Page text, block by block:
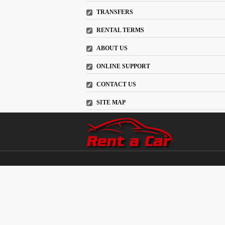
TRANSFERS
RENTAL TERMS
ABOUT US
ONLINE SUPPORT
CONTACT US
SITE MAP